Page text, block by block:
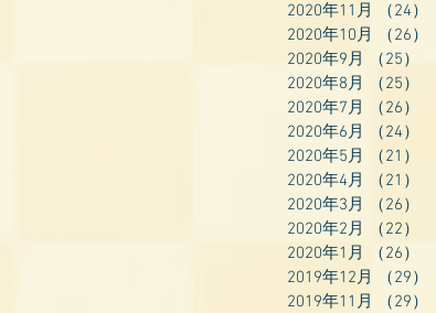
2020年11月
（24）
2020年10月
（26）
2020年9月
（25）
2020年8月
（25）
2020年7月
（26）
2020年6月
（24）
2020年5月
（21）
2020年4月
（21）
2020年3月
（26）
2020年2月
（22）
2020年1月
（26）
2019年12月
（29）
2019年11月
（29）